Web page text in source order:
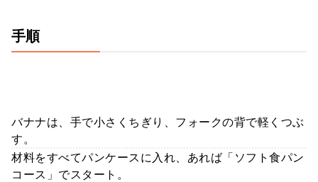
手順
バナナは、手で小さくちぎり、フォークの背で軽くつぶ
す。
材料をすべてパンケースに入れ、あれば「ソフト食パン
コース」でスタート。